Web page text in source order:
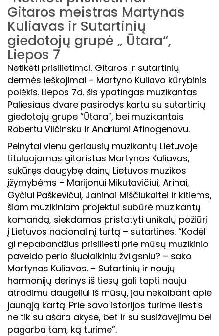
Gitaros meistras Martynas
Kuliavas ir Sutartinių
giedotojų grupė „ Ūtara“,
Liepos 7
Netikėti prisilietimai. Gitaros ir sutartinių
dermės ieškojimai – Martyno Kuliavo kūrybinis
polėkis. Liepos 7d. šis ypatingas muzikantas
Paliesiaus dvare pasirodys kartu su sutartinių
giedotojų grupe “Ūtara”, bei muzikantais
Robertu Vilčinsku ir Andriumi Afinogenovu.
Pelnytai vienu geriausių muzikantų Lietuvoje
tituluojamas gitaristas Martynas Kuliavas,
sukūręs daugybę dainų Lietuvos muzikos
įžymybėms – Marijonui Mikutavičiui, Arinai,
Gyčiui Paškevičui, Janinai Miščiukaitei ir kitiems,
šiam muzikiniam projektui subūrė muzikantų
komandą, siekdamas pristatyti unikalų požiūrį
į Lietuvos nacionalinį turtą – sutartines. “Kodėl
gi nepabandžius prisiliesti prie mūsų muzikinio
paveldo perlo šiuolaikiniu žvilgsniu? – sako
Martynas Kuliavas. – Sutartinių ir naujų
harmonijų derinys iš tiesų gali tapti nauju
atradimu daugeliui iš mūsų, jau nekalbant apie
jaunąją kartą. Prie savo istorijos turime liestis
ne tik su ašara akyse, bet ir su susižavėjimu bei
pagarba tam, ką turime”.